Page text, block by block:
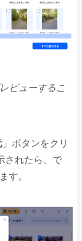
ビューするこ
」ボタンをクリ
されたら、で
す。